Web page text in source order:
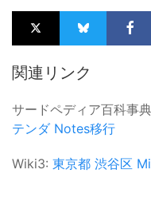
関連リンク
サードペディア百科事
テンダ Notes移行
Wiki3: 東京都 渋谷区